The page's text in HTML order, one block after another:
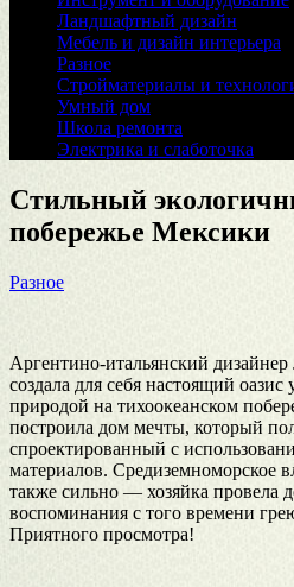
Ландшафтный дизайн
Мебель и дизайн интерьера
Разное
Стройматериалы и
Умный дом
Школа ремонта
Электрика и слаботочка
Стильный
побережье Мексики
Разное
Аргентино-итальянский дизайнер
создала для себя настоящий
природой на тихоокеанском
построила дом мечты, который
спроектированный с
материалов. Средиземноморское
также сильно — хозяйка провела
воспоминания с того времени
Приятного просмотра!